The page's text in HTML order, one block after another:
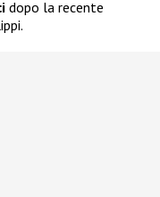
dopo la recente